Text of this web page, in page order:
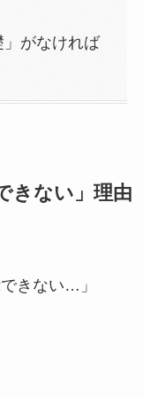
」がなければ
きない」理由
きない…」